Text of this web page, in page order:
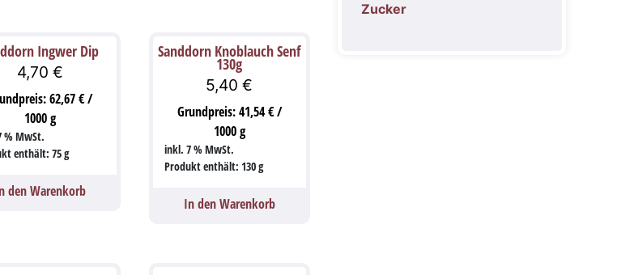
Ingwer Dip
4,70 €
62,67€/
1000g
% MwSt.
enthält: 75g
den Warenkorb
Sanddorn Knoblauch Senf
130g
5,40€
Grundpreis:41,54€/
1000g
inkl. 7 % MwSt.
Produkt enthält: 130g
In den Warenkorb
Zucker